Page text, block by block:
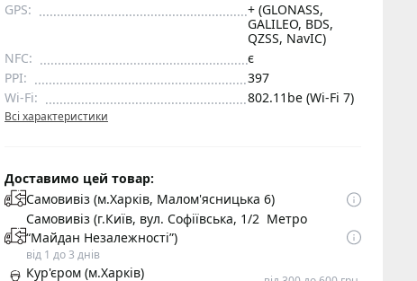
GPS:
+ (GLONASS,
GALILEO, BDS,
QZSS, NavIC)
NFC:
є
PPI:
397
Wi-Fi:
802.11be (Wi-Fi 7)
Всі характеристики
Доставимо цей товар:
Самовивіз (м.Харків, Малом'ясницька 6)
Самовивіз (г.Київ, вул. Софіївська, 1/2 Метро
“Майдан Незалежності”)
від 1 до 3 днів
Кур'єром (м.Харків)